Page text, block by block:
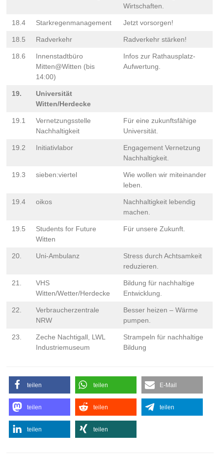
Wirtschaften.
18.4 Starkregenmanagement Jetzt vorsorgen!
18.5 Radverkehr Radverkehr stärken!
18.6
Innenstadtbüro
Mitten@Witten (bis
14:00)
Infos zur Rathausplatz-
Aufwertung.
19.
Universität
Witten/Herdecke
19.1
Vernetzungsstelle
Nachhaltigkeit
Für eine zukunftsfähige
Universität.
19.2 Initiativlabor
Engagement Vernetzung
Nachhaltigkeit.
19.3 sieben:viertel
Wie wollen wir miteinander
leben.
19.4 oikos
Nachhaltigkeit lebendig
machen.
19.5
Students for Future
Witten
Für unsere Zukunft.
20. Uni-Ambulanz
Stress durch Achtsamkeit
reduzieren.
21.
VHS
Witten/Wetter/Herdecke
Bildung für nachhaltige
Entwicklung.
22.
Verbraucherzentrale
NRW
Besser heizen – Wärme
pumpen.
23.
Zeche Nachtigall, LWL
Industriemuseum
Strampeln für nachhaltige
Bildung
teilen teilen E-Mail
teilen teilen teilen
teilen teilen